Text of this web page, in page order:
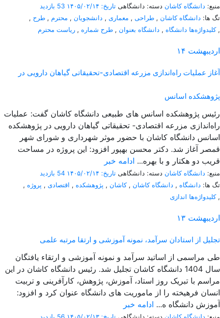
منبع: دانشگاه کاشان دسته: دانشگاهی تاریخ: ۱۴۰۵/۰۲/۱۴
53 بازدید
تگ ها: دانشگاه کاشان , طراحی , معماری , دانشجویان , محترم , طرح ,
کلیدواژه‌ها دانشگاه , دانشگاه بعنوان , طرح شماره , ریاست محترم ,
۱۴ اردیبهشت
آغاز عملیات راه‌اندازی مزرعه اقتصادی-تحقیقاتی گیاهان دارویی در
پژوهشکده اسانس
رئیس پژوهشکده اسانس های طبیعی دانشگاه کاشان گفت: عملیات
راه‌اندازی مزرعه اقتصادی- تحقیقاتی گیاهان دارویی در پژوهشکده
اسانس دانشگاه کاشان با حضور موثر شهرداری و شورای شهر
قمصر آغاز شد. دکتر محسن بهپور افزود: این پروژه در مساحت
قریب دو هکتار و با بهره... ادامه خبر
منبع: دانشگاه کاشان دسته: دانشگاهی تاریخ: ۱۴۰۵/۰۲/۱۴
54 بازدید
تگ ها: دانشگاه , دانشگاه کاشان ,کاشان , پژوهشکده , اقتصادی , پروژه ,
کلیدواژه‌ها اندازی,
۱۳ اردیبهشت
تجلیل از استادان سرآمد، نمونه آموزشی و ارتقا مرتبه علمی
طی مراسمی از اساتید سرآمد و نمونه آموزشی و ارتقاء یافتگان
سال 1404 دانشگاه کاشان تجلیل شد. رئیس دانشگاه کاشان در این
مراسم با تبریک روز استاد، آموزش، پژوهش، کارآفرینی و تربیت
انسان فرهیخته را از ماموریت های دانشگاه عنوان کرد و افزود:
آموزش دانشگاه ه... ادامه خبر